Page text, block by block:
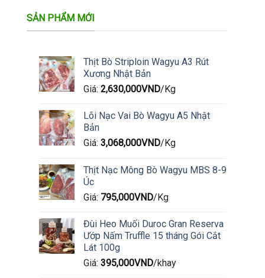
SẢN PHẨM MỚI
Thịt Bò Striploin Wagyu A3 Rút
Xương Nhật Bản
Giá: 2,630,000VND/Kg
Lõi Nạc Vai Bò Wagyu A5 Nhật
Bản
Giá: 3,068,000VND/Kg
Thịt Nạc Mông Bò Wagyu MBS 8-9
Úc
Giá: 795,000VND/Kg
Đùi Heo Muối Duroc Gran Reserva
Ướp Nấm Truffle 15 tháng Gói Cắt
Lát 100g
Giá: 395,000VND/khay